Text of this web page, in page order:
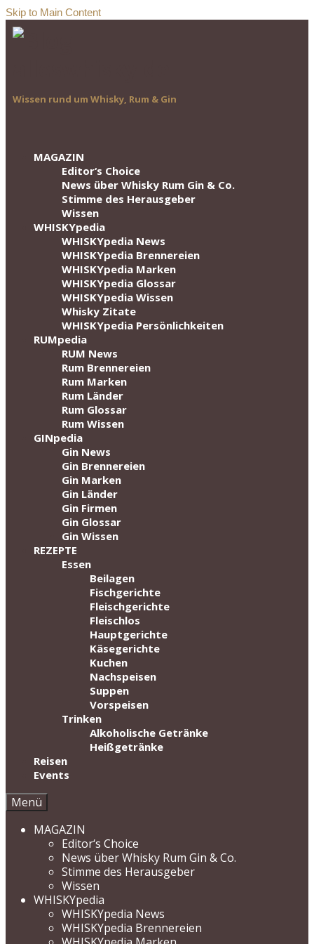
Skip to Main Content
Wissen rund um Whisky, Rum & Gin
MAGAZIN
Editor‘s Choice
News über Whisky Rum Gin & Co.
Stimme des Herausgeber
Wissen
WHISKYpedia
WHISKYpedia News
WHISKYpedia Brennereien
WHISKYpedia Marken
WHISKYpedia Glossar
WHISKYpedia Wissen
Whisky Zitate
WHISKYpedia Persönlichkeiten
RUMpedia
RUM News
Rum Brennereien
Rum Marken
Rum Länder
Rum Glossar
Rum Wissen
GINpedia
Gin News
Gin Brennereien
Gin Marken
Gin Länder
Gin Firmen
Gin Glossar
Gin Wissen
REZEPTE
Essen
Beilagen
Fischgerichte
Fleischgerichte
Fleischlos
Hauptgerichte
Käsegerichte
Kuchen
Nachspeisen
Suppen
Vorspeisen
Trinken
Alkoholische Getränke
Heißgetränke
Reisen
Events
Menü
MAGAZIN
Editor‘s Choice
News über Whisky Rum Gin & Co.
Stimme des Herausgeber
Wissen
WHISKYpedia
WHISKYpedia News
WHISKYpedia Brennereien